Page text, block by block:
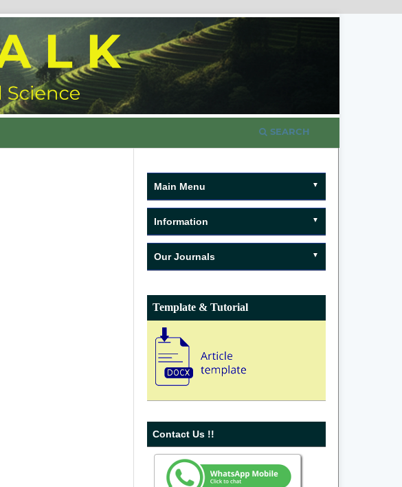
SEARCH
Main Menu
Information
Our Journals
Template & Tutorial
Contact Us !!